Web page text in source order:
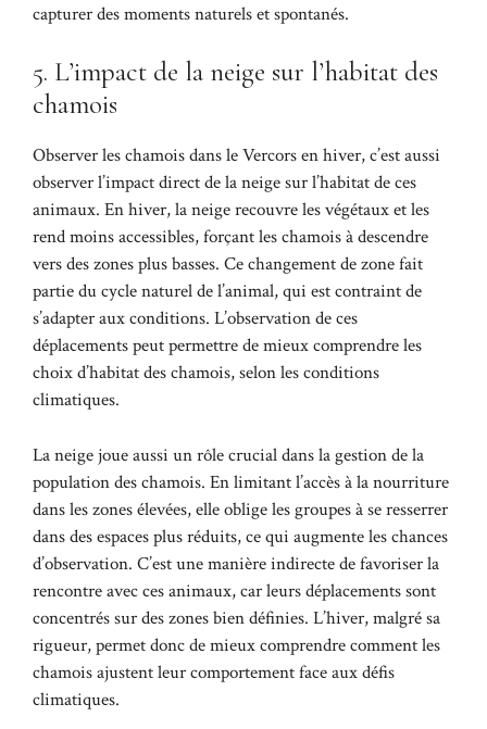
capturer des moments naturels et spontanés.
5. L’impact de la neige sur l’habitat des
chamois
Observer les chamois dans le Vercors en hiver, c’est aussi
observer l’impact direct de la neige sur l’habitat de ces
animaux. En hiver, la neige recouvre les végétaux et les
rend moins accessibles, forçant les chamois à descendre
vers des zones plus basses. Ce changement de zone fait
partie du cycle naturel de l’animal, qui est contraint de
s’adapter aux conditions. L’observation de ces
déplacements peut permettre de mieux comprendre les
choix d’habitat des chamois, selon les conditions
climatiques.
La neige joue aussi un rôle crucial dans la gestion de la
population des chamois. En limitant l’accès à la nourriture
dans les zones élevées, elle oblige les groupes à se resserrer
dans des espaces plus réduits, ce qui augmente les chances
d’observation. C’est une manière indirecte de favoriser la
rencontre avec ces animaux, car leurs déplacements sont
concentrés sur des zones bien définies. L’hiver, malgré sa
rigueur, permet donc de mieux comprendre comment les
chamois ajustent leur comportement face aux défis
climatiques.